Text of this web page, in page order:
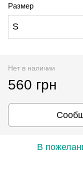
Размер
S
Нет в наличии
560 грн
В